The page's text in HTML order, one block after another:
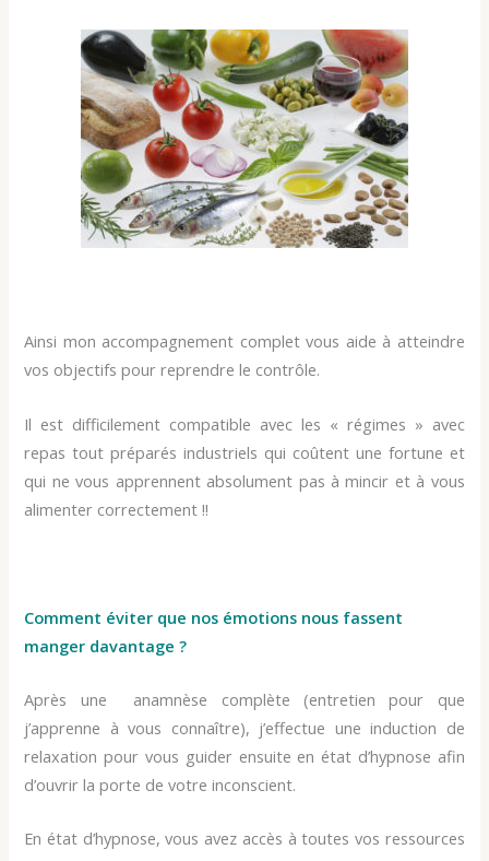
Ainsi mon accompagnement complet vous aide à atteindre
vos objectifs pour reprendre le contrôle.
Il est difficilement compatible avec les « régimes » avec
repas tout préparés industriels qui coûtent une fortune et
qui ne vous apprennent absolument pas à mincir et à vous
alimenter correctement !!
Comment éviter que nos émotions nous fassent
manger davantage ?
Après une anamnèse complète (entretien pour que
j’apprenne à vous connaître), j’effectue une induction de
relaxation pour vous guider ensuite en état d’hypnose afin
d’ouvrir la porte de votre inconscient.
En état d’hypnose, vous avez accès à toutes vos ressources